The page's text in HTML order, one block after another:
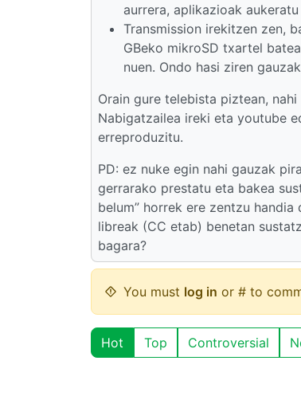
aurrera, aplikazioak
Transmission irekitzen zen,
GBeko mikroSD txartel
nuen. Ondo hasi ziren
Orain gure telebista piztean,
Nabigatzailea ireki eta youtube
erreproduzitu.
PD: ez nuke egin nahi gauzak
gerrarako prestatu eta bakea
belum” horrek ere zentzu
libreak (CC etab) benetan
bagara?
You must log in or # to
Hot Top Controversial